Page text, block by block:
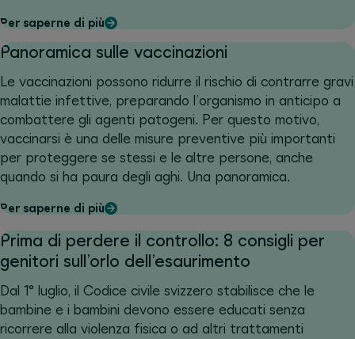
Per saperne di più
Panoramica sulle vaccinazioni
Le vaccinazioni possono ridurre il rischio di contrarre gravi
malattie infettive, preparando l’organismo in anticipo a
combattere gli agenti patogeni. Per questo motivo,
vaccinarsi è una delle misure preventive più importanti
per proteggere se stessi e le altre persone, anche
quando si ha paura degli aghi. Una panoramica.
Per saperne di più
Prima di perdere il controllo: 8 consigli per
genitori sull’orlo dell’esaurimento
Dal 1° luglio, il Codice civile svizzero stabilisce che le
bambine e i bambini devono essere educati senza
ricorrere alla violenza fisica o ad altri trattamenti